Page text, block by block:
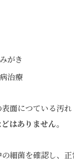
がき
治療
面につている汚
はありません。
細菌を確認し、